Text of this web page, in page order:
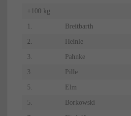
+100 kg
1. Breitbarth
2. Heinle
3. Pahnke
3. Pille
5. Elm
5. Borkowski